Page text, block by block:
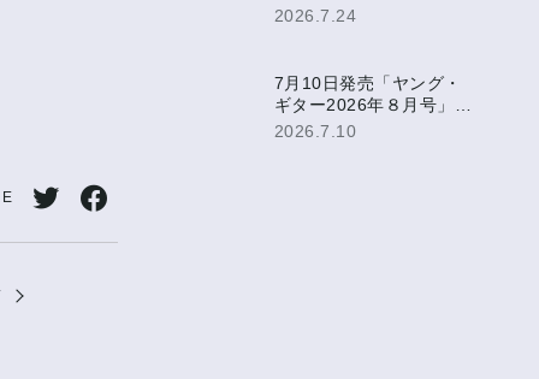
シェ
にて、SAKI表紙巻頭掲
2026.7.24
7月10日発売「ヤング・
ギター2026年８月号」に
SAKIアンケート掲載！
2026.7.10